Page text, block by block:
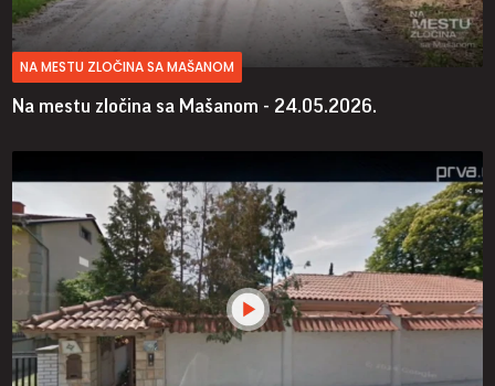
NA MESTU ZLOČINA SA MAŠANOM
Na mestu zločina sa Mašanom - 24.05.2026.